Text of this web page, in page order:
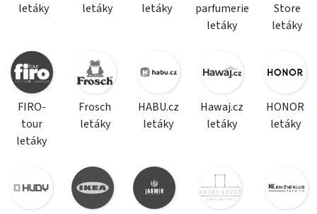
letáky
letáky
letáky
parfumerie
letáky
Store
letáky
FIRO-
tour
letáky
Frosch
letáky
HABU.cz
letáky
Hawaj.cz
letáky
HONOR
letáky